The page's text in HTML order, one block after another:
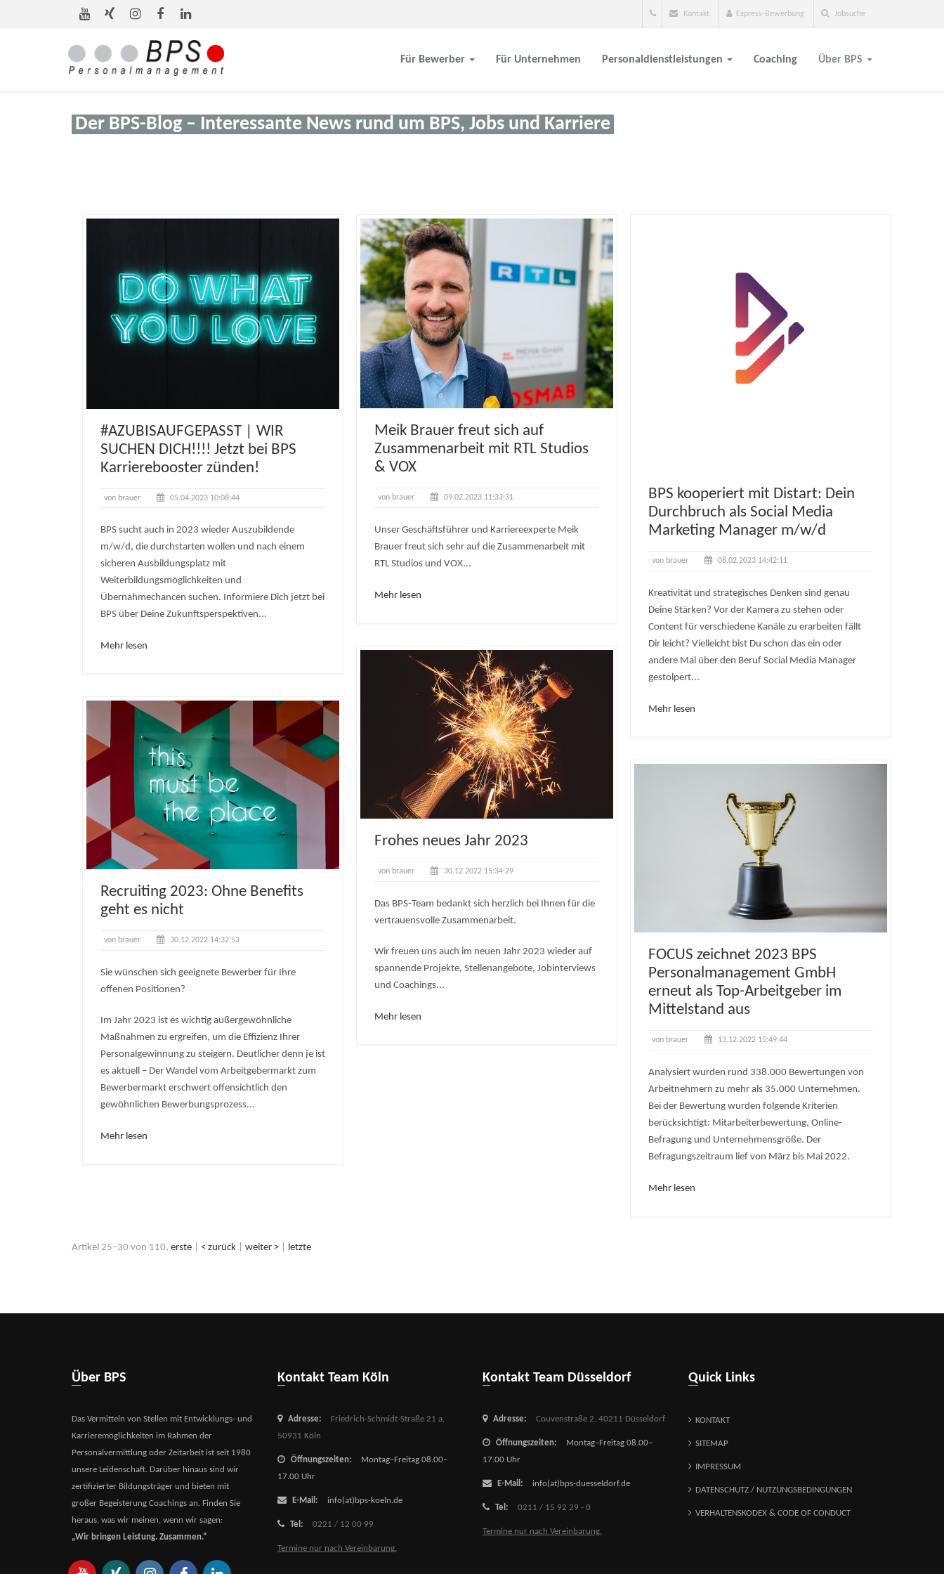
Kontakt Express-Bewerbung Jobsuche
Für Bewerber Für Unternehmen Personaldienstleistungen Coaching Über BPS
Der BPS-Blog – Interessante News rund um BPS, Jobs und Karriere
#AZUBISAUFGEPASST | WIR
SUCHEN DICH!!!! Jetzt bei BPS
Karrierebooster zünden!
von brauer 05.04.2023 10:08:44
BPS sucht auch in 2023 wieder Auszubildende
m/w/d, die durchstarten wollen und nach einem
sicheren Ausbildungsplatz mit
Weiterbildungsmöglichkeiten und
Übernahmechancen suchen. Informiere Dich jetzt bei
BPS über Deine Zukunftsperspektiven...
Mehr lesen
Meik Brauer freut sich auf
Zusammenarbeit mit RTL Studios
& VOX
von brauer 09.02.2023 11:33:31
Unser Geschäftsführer und Karriereexperte Meik
Brauer freut sich sehr auf die Zusammenarbeit mit
RTL Studios und VOX...
Mehr lesen
BPS kooperiert mit Distart: Dein
Durchbruch als Social Media
Marketing Manager m/w/d
von brauer 08.02.2023 14:42:11
Kreativität und strategisches Denken sind genau
Deine Stärken? Vor der Kamera zu stehen oder
Content für verschiedene Kanäle zu erarbeiten fällt
Dir leicht? Vielleicht bist Du schon das ein oder
andere Mal über den Beruf Social Media Manager
gestolpert...
Mehr lesen
Frohes neues Jahr 2023
von brauer 30.12.2022 15:34:29
Das BPS-Team bedankt sich herzlich bei Ihnen für die
vertrauensvolle Zusammenarbeit.
Wir freuen uns auch im neuen Jahr 2023 wieder auf
spannende Projekte, Stellenangebote, Jobinterviews
und Coachings...
Mehr lesen
Recruiting 2023: Ohne Benefits
geht es nicht
von brauer 30.12.2022 14:32:53
Sie wünschen sich geeignete Bewerber für Ihre
offenen Positionen?
Im Jahr 2023 ist es wichtig außergewöhnliche
Maßnahmen zu ergreifen, um die Effizienz Ihrer
Personalgewinnung zu steigern. Deutlicher denn je ist
es aktuell – Der Wandel vom Arbeitgebermarkt zum
Bewerbermarkt erschwert offensichtlich den
gewöhnlichen Bewerbungsprozess...
Mehr lesen
FOCUS zeichnet 2023 BPS
Personalmanagement GmbH
erneut als Top-Arbeitgeber im
Mittelstand aus
von brauer 13.12.2022 15:49:44
Analysiert wurden rund 338.000 Bewertungen von
Arbeitnehmern zu mehr als 35.000 Unternehmen.
Bei der Bewertung wurden folgende Kriterien
berücksichtigt: Mitarbeiterbewertung, Online-
Befragung und Unternehmensgröße. Der
Befragungszeitraum lief von März bis Mai 2022.
Mehr lesen
Artikel 25–30 von 110, erste < zurück weiter > letzte
Über BPS
Das Vermitteln von Stellen mit Entwicklungs- und
Karrieremöglichkeiten im Rahmen der
Personalvermittlung oder Zeitarbeit ist seit 1980
unsere Leidenschaft. Darüber hinaus sind wir
zertifizierter Bildungsträger und bieten mit
großer Begeisterung Coachings an. Finden Sie
heraus, was wir meinen, wenn wir sagen:
„Wir bringen Leistung. Zusammen.“
Kontakt Team Köln
Adresse:
Friedrich-Schmidt-Straße 21 a,
50931 Köln
Öffnungszeiten:
Montag–Freitag 08.00–
17.00 Uhr
E-Mail: info(at)bps-koeln.de
Tel: 0221 / 12 00 99
Termine nur nach Vereinbarung.
Kontakt Team Düsseldorf
Adresse: Couvenstraße 2, 40211 Düsseldorf
Öffnungszeiten:
Montag–Freitag 08.00–
17.00 Uhr
E-Mail: info(at)bps-duesseldorf.de
Tel: 0211 / 15 92 29 - 0
Termine nur nach Vereinbarung.
Quick Links
KONTAKT
SITEMAP
IMPRESSUM
DATENSCHUTZ / NUTZUNGSBEDINGUNGEN
VERHALTENSKODEX & CODE OF CONDUCT